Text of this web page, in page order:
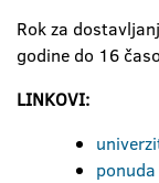
Rok za
godine do 16
LINKOVI: